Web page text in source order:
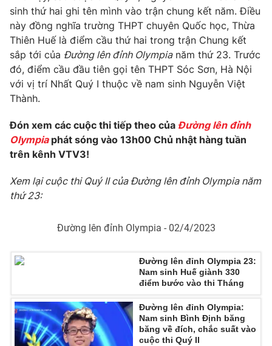
sinh thứ hai ghi tên mình vào trận chung kết năm. Điều
này đồng nghĩa trường THPT chuyên Quốc học, Thừa
Thiên Huế là điểm cầu thứ hai trong trận Chung kết
sắp tới của Đường lên đỉnh Olympianăm thứ 23. Trước
đó, điểm cầu đầu tiên gọi tên THPT Sóc Sơn, Hà Nội
với vị trí Nhất Quý I thuộc về nam sinh Nguyễn Việt
Thành.
Đón xem các cuộc thi tiếp theo của Đường lên đỉnh
Olympia phát sóng vào 13h00 Chủ nhật hàng tuần
trên kênh VTV3!
Xem lại cuộc thi Quý II của Đường lên đỉnh Olympia năm
thứ 23:
Đường lên đỉnh Olympia - 02/4/2023
Đường lên đỉnh Olympia 23:
Nam sinh Huế giành 330
điểm bước vào thi Tháng
Đường lên đỉnh Olympia:
Nam sinh Bình Định băng
băng về đích, chắc suất vào
cuộc thi Quý II